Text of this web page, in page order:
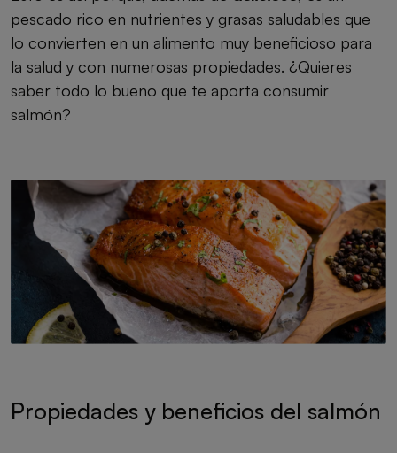
pescado rico en nutrientes y grasas saludables que
lo convierten en un alimento muy beneficioso para
la salud y con numerosas propiedades. ¿Quieres
saber todo lo bueno que te aporta consumir
salmón?
Propiedades y beneficios del salmón